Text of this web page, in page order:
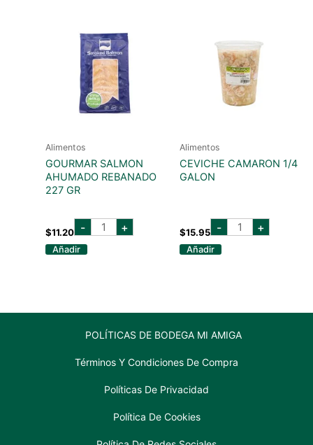
Alimentos
GOURMAR SALMON
AHUMADO REBANADO
227 GR
$11.20 - GOURMAR
SALMON
+
Añadir
Alimentos
CEVICHE CAMARON 1/4
GALON
$15.95 - CEVICHE
CAMARON
+
Añadir
POLÍTICAS DE BODEGA MI AMIGA
Términos Y Condiciones De Compra
Políticas De Privacidad
Política De Cookies